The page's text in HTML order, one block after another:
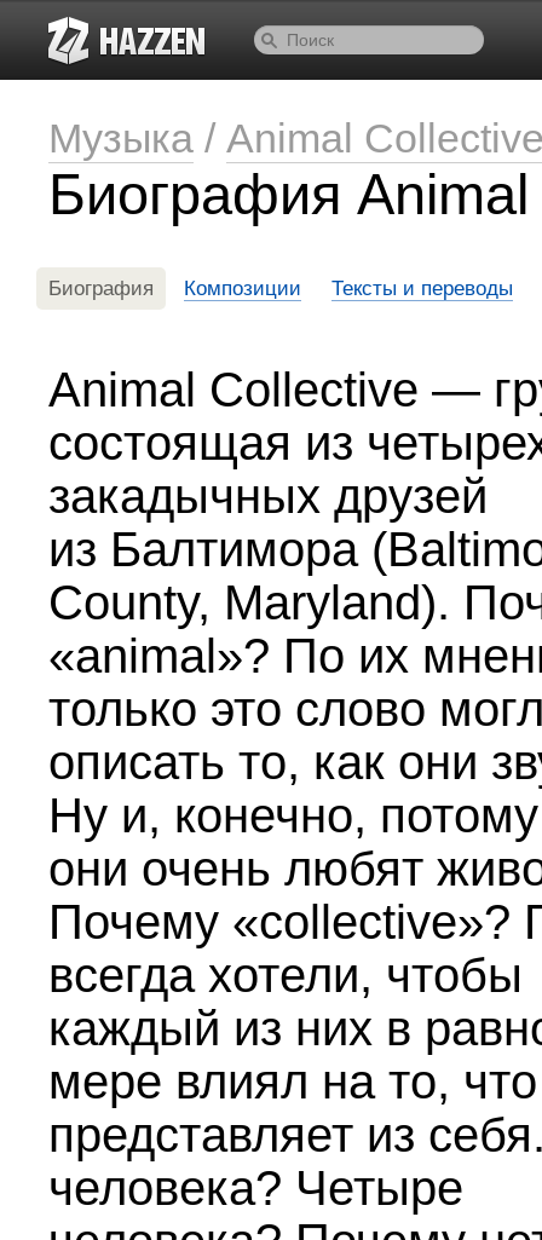
Музыка / Animal
Биография
Биография Композиции Тексты и переводы
Animal Collective —
состоящая из
закадычных друзей
из Балтимора
County, Maryland).
«animal»? По их
только это слово
описать то, как они
Ну и, конечно,
они очень любят
Почему «collective»?
всегда хотели, чтобы
каждый из них в
мере влиял на то,
представляет из
человека? Четыре